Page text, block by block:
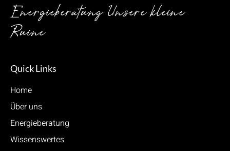
Energieberatung Unsere kleine
Ruine
Quick Links
Home
Über uns
Energieberatung
Wissenswertes